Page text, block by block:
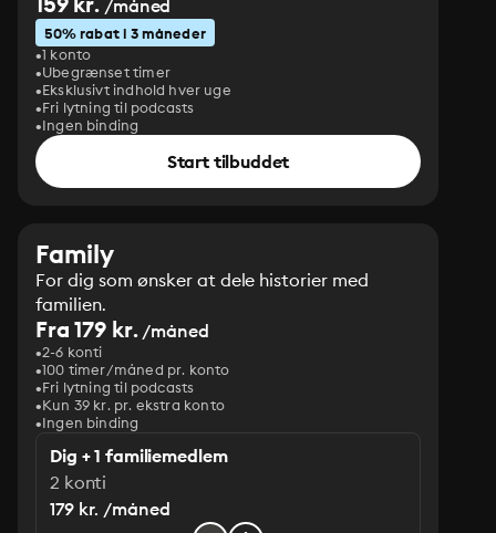
/måned
50% rabat i 3 måneder
1 konto
Ubegrænset timer
Eksklusivt indhold hver uge
Fri lytning til podcasts
Ingen binding
Start tilbuddet
Family
For dig som ønsker at dele historier med
familien.
Fra 179 kr./måned
2-6 konti
100 timer/måned pr. konto
Fri lytning til podcasts
Kun 39 kr. pr. ekstra konto
Ingen binding
Dig + 1 familiemedlem
2 konti
179 kr. /måned